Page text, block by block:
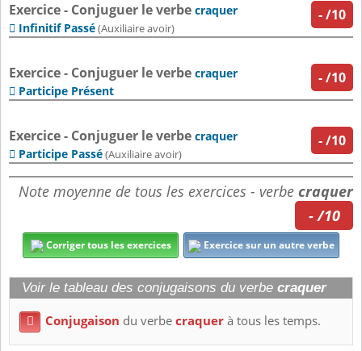
-/10
Exercice - Conjuguer le verbe craquer
 Infinitif Passé(Auxiliaire avoir)
-/10
Exercice - Conjuguer le verbe craquer
 Participe Présent
-/10
Exercice - Conjuguer le verbe craquer
 Participe Passé(Auxiliaire avoir)
Note moyenne de tous les exercices - verbe craquer
- /10
Corriger tous les exercices Exercice sur un autre verbe
Voir le tableau des conjugaisons du verbe craquer
 Conjugaison du verbecraquerà tous les temps.